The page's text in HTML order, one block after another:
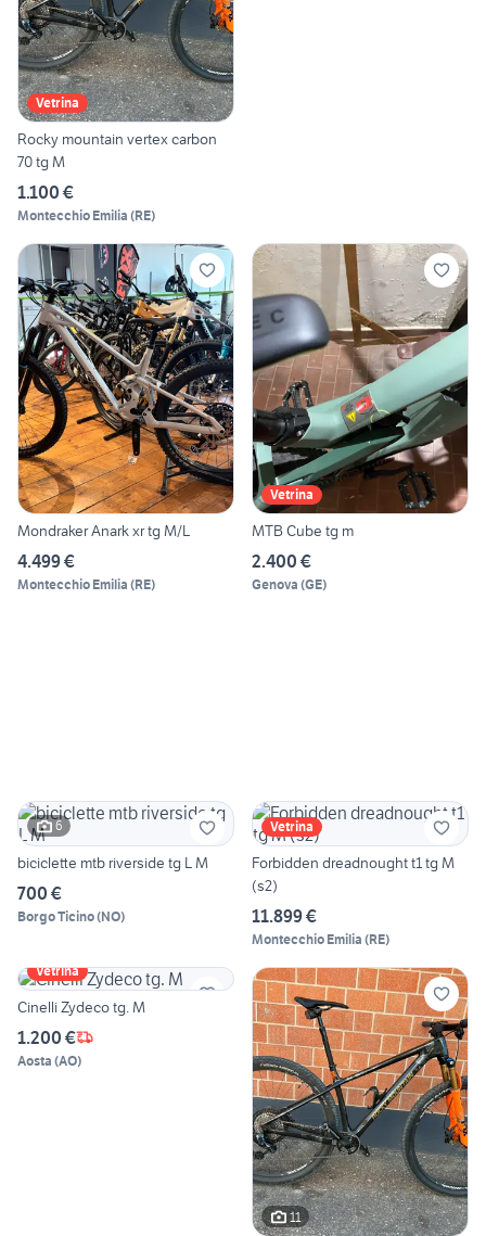
Vetrina
Rocky mountain vertex carbon
70 tg M
1.100 €
Montecchio Emilia (RE)
Mondraker Anark xr tg M/L
4.499 €
Montecchio Emilia (RE)
Vetrina
MTB Cube tg m
2.400 €
Genova (GE)
6
biciclette mtb riverside tg L M
700 €
Borgo Ticino(NO)
Vetrina
Forbidden dreadnought t1 tg M
(s2)
11.899 €
Montecchio Emilia (RE)
Vetrina
Cinelli Zydeco tg. M
1.200 €
Aosta (AO)
11